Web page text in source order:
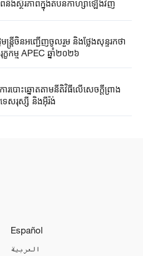
និងស្ថិរភាពក្នុងតំបន់កាហ្សាឡើងវិញ
រ្តីចិនអញ្ជើញចូលរួម និងថ្លែងសុន្ទរកថា
ក្ខកម្ម APEC ឆ្នាំ២០២៦
របោះឆ្នោតតាមនីតិវិធីលើសេចក្តីព្រាង
ទេសរុស្ស៊ី និងអ៊ីរ៉ង់
Español
العربية